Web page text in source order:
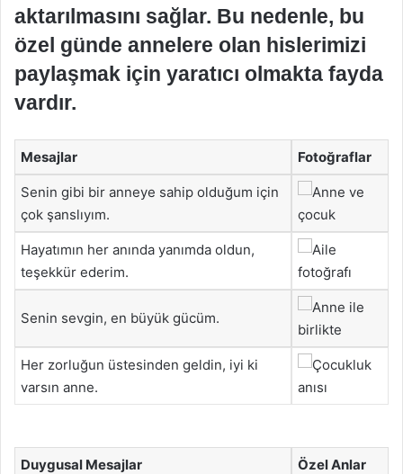
aktarılmasını sağlar. Bu nedenle, bu
özel günde annelere olan hislerimizi
paylaşmak için yaratıcı olmakta fayda
vardır.
Mesajlar Fotoğraflar
Senin gibi bir anneye sahip olduğum için
çok şanslıyım.
Hayatımın her anında yanımda oldun,
teşekkür ederim.
Senin sevgin, en büyük gücüm.
Her zorluğun üstesinden geldin, iyi ki
varsın anne.
Duygusal Mesajlar Özel Anlar